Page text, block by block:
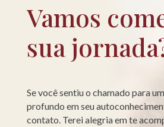
Vamos
sua
Se você sentiu o chamado para
profundo em seu
contato. Terei alegria em te